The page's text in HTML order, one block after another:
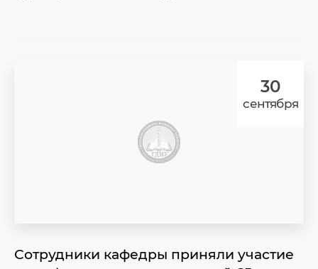
30
сентября
Сотрудники кафедры приняли участие